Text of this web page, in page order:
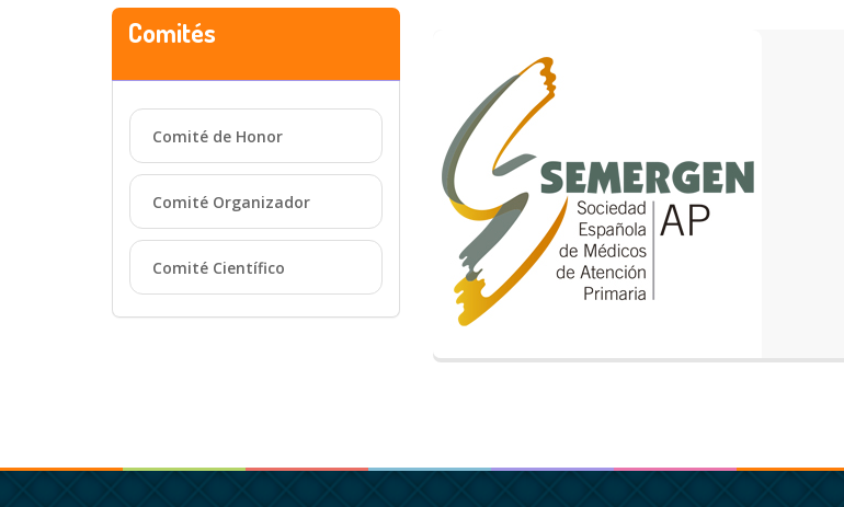
Comités
Comité de Honor
Comité Organizador
Comité Científico